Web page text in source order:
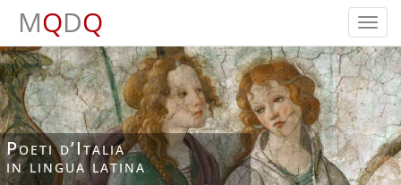
MQDQ
Poeti d’Italia
in lingua latina